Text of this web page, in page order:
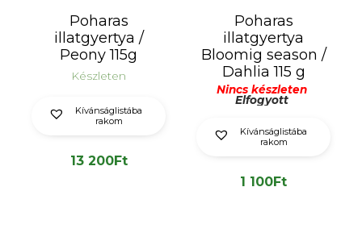
Poharas
illatgyertya /
Peony 115g
Készleten
Kívánságlistába
rakom
13 200Ft
Poharas
illatgyertya
Bloomig season /
Dahlia 115 g
Nincs készleten
Elfogyott
Kívánságlistába
rakom
1 100Ft